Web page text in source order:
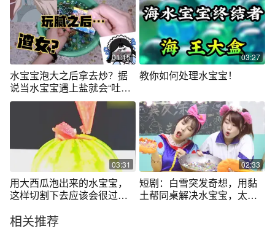
01:15
水宝宝泡大之后拿去炒？据
说当水宝宝遇上盐就会“吐
水”？
03:27
教你如何处理水宝宝！
03:31
用大西瓜泡出来的水宝宝，
这样切割下去应该会很过瘾
02:33
短剧：白雪突发奇想，用黏
土帮同桌解决水宝宝，太厉
相关推荐